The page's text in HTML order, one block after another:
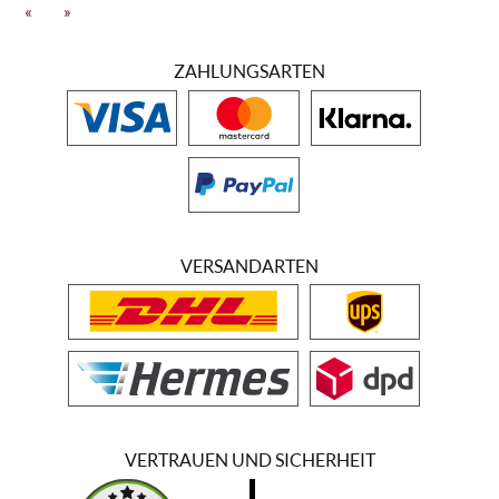
aktuellen Trend zum Orange-Wein. Die Rotweine mit den Cuvées
Salzberg und Gabarinza ergänzen das Sortiment auf traditionell-
geschmackvolle Weise. Man ist sich hier einig, dass es in erster Linie
Zeit bedarf, die vielfältigen Weine geschmacklich auszuformen. So
lagert mancher Wein jahrelang unbehandelt in größtenteils
gebrauchten Holzfässern und entwickelt erst nach und nach seine
« »
ZAHLUNGSARTEN
VERSANDARTEN
VERTRAUEN UND SICHERHEIT